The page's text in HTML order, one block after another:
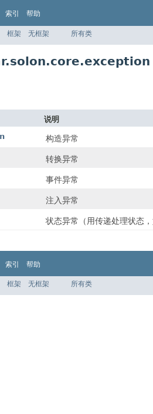
索引 帮助
框架 无框架 所有类
说明
构造异常
转换异常
事件异常
注入异常
状态异常（用传递处理状态
索引 帮助
框架 无框架 所有类